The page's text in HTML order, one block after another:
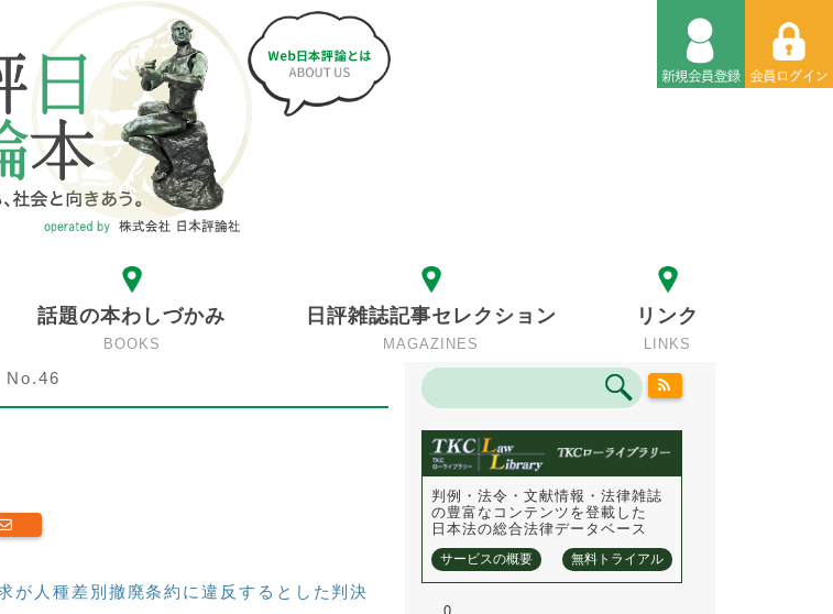
話題の本わしづかみ
BOOKS
日評雑誌記事セレクション
MAGAZINES
リンク
LINKS
No.46
が人種差別撤廃条約に違反するとした判決
判例・法令・文献情報・法律雑誌
の豊富なコンテンツを登載した
日本法の総合法律データベース
サービスの概要 無料トライアル